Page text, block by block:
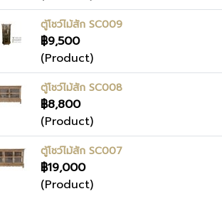
ตู้โชว์ไม้สัก SC009
฿9,500
(Product)
ตู้โชว์ไม้สัก SC008
฿8,800
(Product)
ตู้โชว์ไม้สัก SC007
฿19,000
(Product)